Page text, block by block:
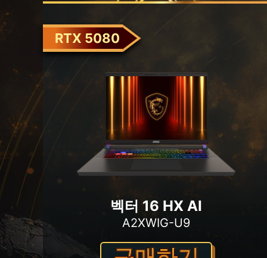
RTX 5080
벡터 16 HX AI
A2XWIG-U9